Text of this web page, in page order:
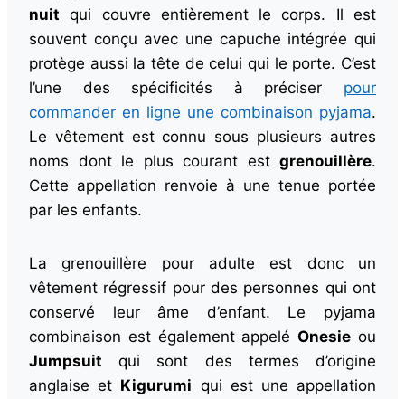
nuit qui couvre entièrement le corps. Il est
souvent conçu avec une capuche intégrée qui
protège aussi la tête de celui qui le porte. C’est
l’une des spécificités à préciser pour
commander en ligne une combinaison pyjama.
Le vêtement est connu sous plusieurs autres
noms dont le plus courant est grenouillère.
Cette appellation renvoie à une tenue portée
par les enfants.
La grenouillère pour adulte est donc un
vêtement régressif pour des personnes qui ont
conservé leur âme d’enfant. Le pyjama
combinaison est également appeléOnesie ou
Jumpsuit qui sont des termes d’origine
anglaise et Kigurumi qui est une appellation